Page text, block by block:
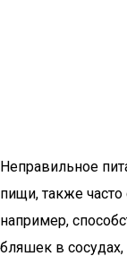
Неправильное
пищи, также
например,
бляшек в сосудах,